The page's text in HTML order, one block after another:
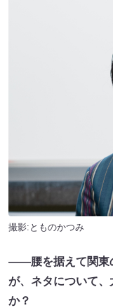
撮影:とものかつみ
――腰を据えて関東
が、ネタについて
か？